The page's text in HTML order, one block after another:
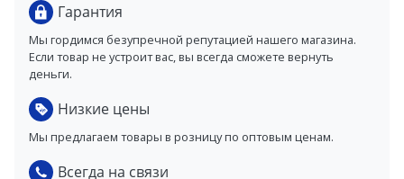
Гарантия
Мы гордимся безупречной репутацией нашего магазина.
Если товар не устроит вас, вы всегда сможете вернуть
деньги.
Низкие цены
Мы предлагаем товары в розницу по оптовым ценам.
Всегда на связи